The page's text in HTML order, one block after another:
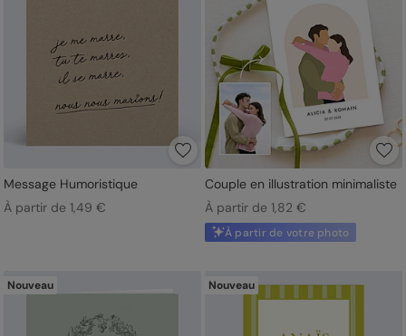
Message Humoristique
À partir de 1,49 €
Couple en illustration minimaliste
À partir de 1,82 €
À partir de votre photo
Nouveau Nouveau